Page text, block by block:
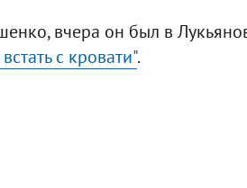
вчера он был в
с кровати".